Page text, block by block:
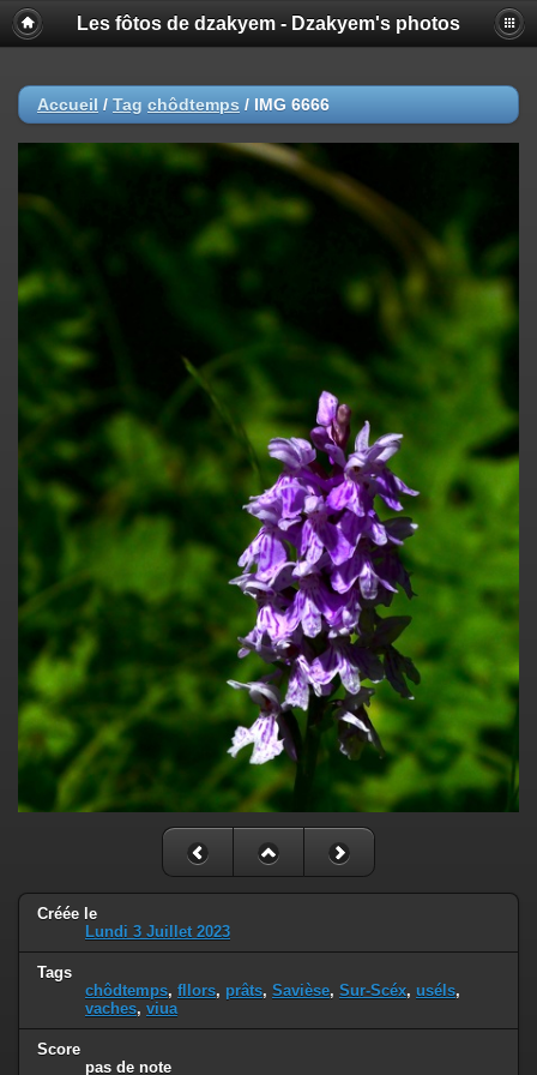
Les fôtos de dzakyem - Dzakyem's photos
Accueil / Tag chôdtemps / IMG 6666
Créée le
Lundi 3 Juillet 2023
Tags
chôdtemps, fllors, prâts, Savièse, Sur-Scéx, uséls,
vaches, viua
Score
pas de note